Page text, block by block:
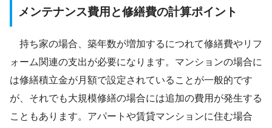
メンテナンス費用と修繕費の計算ポイント
持ち家の場合、築年数が増加するにつれて修繕費やリフ
ォーム関連の支出が必要になります。マンションの場合に
は修繕積立金が月額で設定されていることが一般的です
が、それでも大規模修繕の場合には追加の費用が発生する
こともあります。アパートや賃貸マンションに住む場合